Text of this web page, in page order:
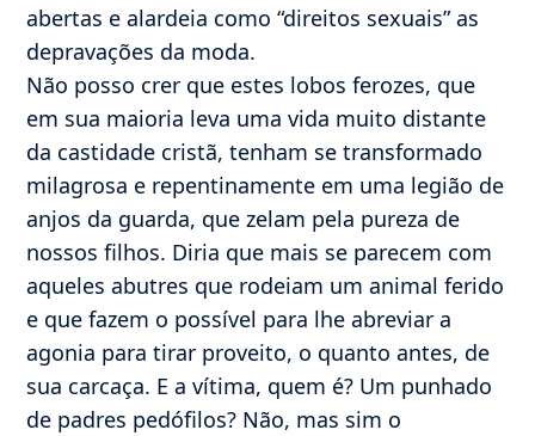
abertas e alardeia como “direitos sexuais” as
depravações da moda.
Não posso crer que estes lobos ferozes, que
em sua maioria leva uma vida muito distante
da castidade cristã, tenham se transformado
milagrosa e repentinamente em uma legião de
anjos da guarda, que zelam pela pureza de
nossos filhos. Diria que mais se parecem com
aqueles abutres que rodeiam um animal ferido
e que fazem o possível para lhe abreviar a
agonia para tirar proveito, o quanto antes, de
sua carcaça. E a vítima, quem é? Um punhado
de padres pedófilos? Não, mas sim o